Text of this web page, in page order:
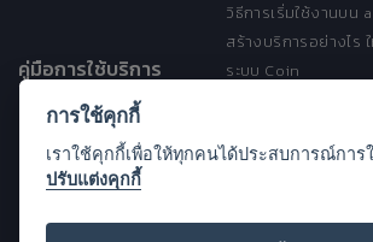
วิธีการเริ่มใช้งานบน
สร้างบริการอย่างไร
คู่มือการใช้บริการ
ระบบ Coin
ประกาศการคุ้มครอ
การใช้คุกกี้
เราใช้คุกกี้เพื่อให้ทุกคนได้ประสบการณ์การ
ปรับแต่งคุกกี้